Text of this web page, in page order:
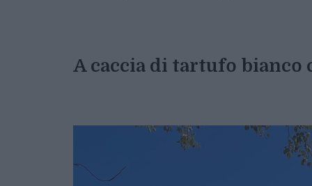
A caccia di tartufo bianco